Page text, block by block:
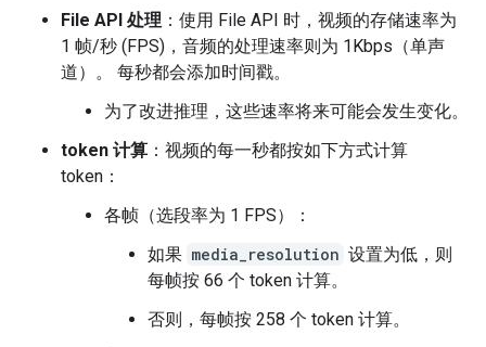
File API 处理 ：使用 File API 时，视频的存储速率为
1 帧/秒 (FPS)，音频的处理速率则为 1Kbps（单声
道）。 每秒都会添加时间戳。
为了改进推理，这些速率将来可能会发生变化。
token 计算 ：视频的每一秒都按如下方式计算
token：
各帧（选段率为 1 FPS）：
如果 media_resolution 设置为低，则
每帧按 66 个 token 计算。
否则，每帧按 258 个 token 计算。